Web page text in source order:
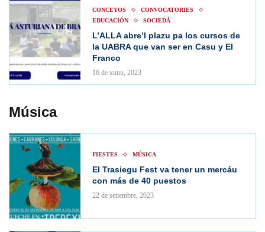
CONCEYOS
CONVOCATORIES
EDUCACIÓN
SOCIEDÁ
L’ALLA abre’l plazu pa los cursos de
la UABRA que van ser en Casu y El
Franco
16 de xunu, 2023
Música
FIESTES MÚSICA
El Trasiegu Fest va tener un mercáu
con más de 40 puestos
22 de setiembre, 2023